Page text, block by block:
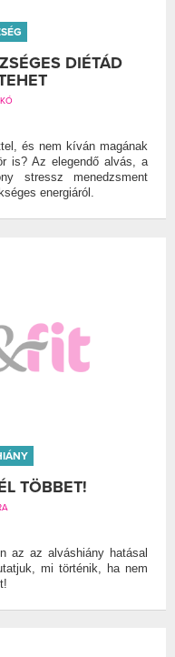
DIÉTÁD
és nem kíván magának
is? Az elegendő alvás, a
stressz menedzsment
energiáról.
TÖBBET!
az az alváshiány hatásal
mi történik, ha nem